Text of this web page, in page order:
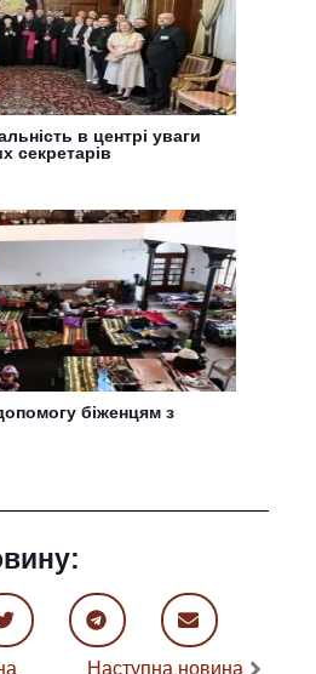
в центрі уваги
секретарів
біженцям з
Наступна новина